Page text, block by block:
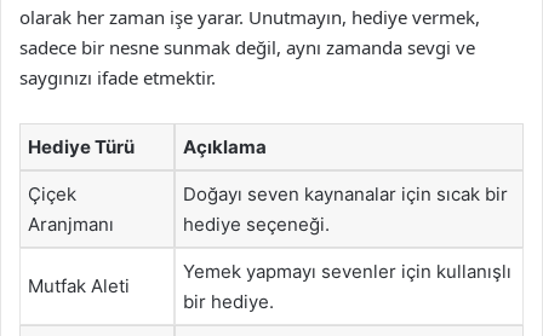
olarak her zaman işe yarar. Unutmayın, hediye vermek,
sadece bir nesne sunmak değil, aynı zamanda sevgi ve
saygınızı ifade etmektir.
Hediye Türü Açıklama
Çiçek
Aranjmanı
Doğayı seven kaynanalar için sıcak bir
hediye seçeneği.
Mutfak Aleti
Yemek yapmayı sevenler için kullanışlı
bir hediye.